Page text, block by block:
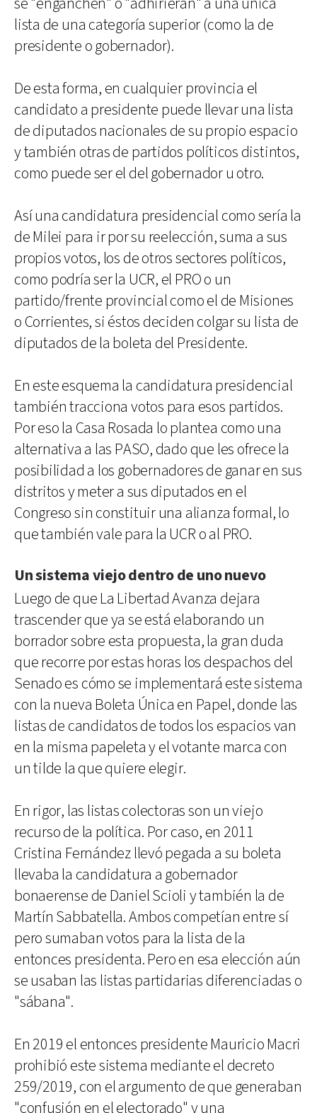
lista de una categoría superior (como la de
presidente o gobernador).
De esta forma, en cualquier provincia el
candidato a presidente puede llevar una lista
de diputados nacionales de su propio espacio
y también otras de partidos políticos distintos,
como puede ser el del gobernador u otro.
Así una candidatura presidencial como sería la
de Milei para ir por su reelección, suma a sus
propios votos, los de otros sectores políticos,
como podría ser la UCR, el PRO o un
partido/frente provincial como el de Misiones
o Corrientes, si éstos deciden colgar su lista de
diputados de la boleta del Presidente.
En este esquema la candidatura presidencial
también tracciona votos para esos partidos.
Por eso la Casa Rosada lo plantea como una
alternativa a las PASO, dado que les ofrece la
posibilidad a los gobernadores de ganar en sus
distritos y meter a sus diputados en el
Congreso sin constituir una alianza formal, lo
que también vale para la UCR o al PRO.
Un sistema viejo dentro de uno nuevo
Luego de que La Libertad Avanza dejara
trascender que ya se está elaborando un
borrador sobre esta propuesta, la gran duda
que recorre por estas horas los despachos del
Senado es cómo se implementará este sistema
con la nueva Boleta Única en Papel, donde las
listas de candidatos de todos los espacios van
en la misma papeleta y el votante marca con
un tilde la que quiere elegir.
En rigor, las listas colectoras son un viejo
recurso de la política. Por caso, en 2011
Cristina Fernández llevó pegada a su boleta
llevaba la candidatura a gobernador
bonaerense de Daniel Scioli y también la de
Martín Sabbatella. Ambos competían entre sí
pero sumaban votos para la lista de la
entonces presidenta. Pero en esa elección aún
se usaban las listas partidarias diferenciadas o
"sábana".
En 2019 el entonces presidente Mauricio Macri
prohibió este sistema mediante el decreto
259/2019, con el argumento de que generaban
"confusión en el electorado" y una